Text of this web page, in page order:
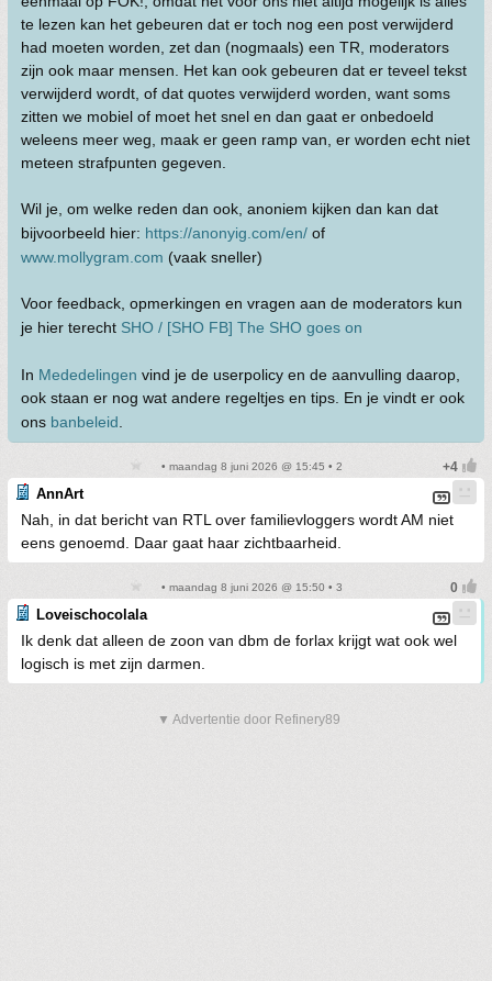
te lezen kan het gebeuren dat er toch nog een post verwijderd
had moeten worden, zet dan (nogmaals) een TR, moderators
zijn ook maar mensen. Het kan ook gebeuren dat er teveel tekst
verwijderd wordt, of dat quotes verwijderd worden, want soms
zitten we mobiel of moet het snel en dan gaat er onbedoeld
weleens meer weg, maak er geen ramp van, er worden echt niet
meteen strafpunten gegeven.
Wil je, om welke reden dan ook, anoniem kijken dan kan dat
bijvoorbeeld hier: https://anonyig.com/en/ of
www.mollygram.com (vaak sneller)
Voor feedback, opmerkingen en vragen aan de moderators kun
je hier terecht SHO / [SHO FB] The SHO goes on
In Mededelingen vind je de userpolicy en de aanvulling daarop,
ook staan er nog wat andere regeltjes en tips. En je vindt er ook
ons banbeleid
• maandag 8 juni 2026 @ 15:45 • 2
AnnArt
Nah, in dat bericht van RTL over familievloggers wordt AM niet
eens genoemd. Daar gaat haar zichtbaarheid.
• maandag 8 juni 2026 @ 15:50 • 3
Loveischocolala
Ik denk dat alleen de zoon van dbm de forlax krijgt wat ook wel
logisch is met zijn darmen.
▼ Advertentie door Refinery89